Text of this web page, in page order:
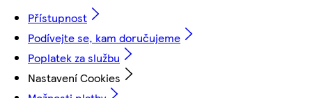
Přístupnost
Podívejte se, kam doručujeme
Poplatek za službu
Nastavení Cookies